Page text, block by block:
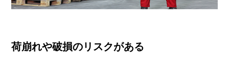
荷崩れや破損のリスクがある